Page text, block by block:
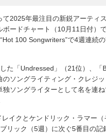
2025年最注目の新鋭アーティ
ードチャート（10月11日付）
100 Songwriters”で4週連続
た「Undressed」（21位）、「
ソングライティング・クレジッ
ソングライターとして名を連
イクとケンドリック・ラマー（
リック（5週）に次ぐ5番目の記